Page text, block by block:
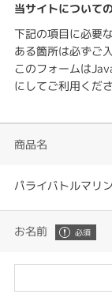
当サイトについて
下記の項目に必要
ある箇所は必ずご
このフォームは
にしてご利用くださ
商品名
パライバトルマリ
お名前